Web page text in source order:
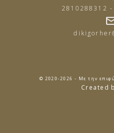
2810288312
© 2020-2026 - Με την
Created